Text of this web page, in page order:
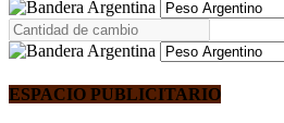
ESPACIO PUBLICITARIO